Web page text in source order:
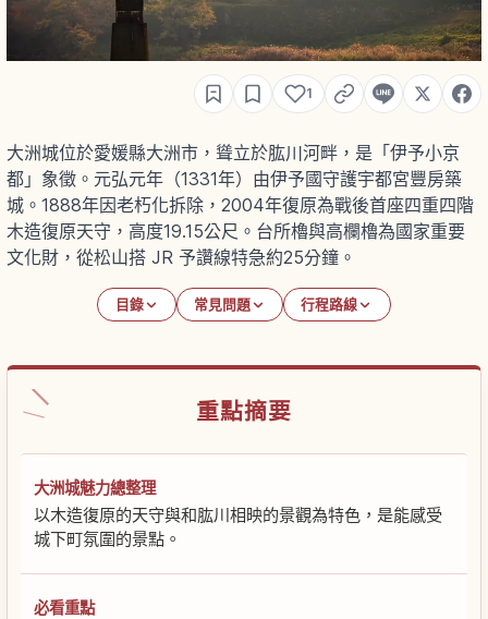
1
大洲城位於愛媛縣大洲市，聳立於肱川河畔，是「伊予小京
都」象徵。元弘元年（1331年）由伊予國守護宇都宮豐房築
城。1888年因老朽化拆除，2004年復原為戰後首座四重四階
木造復原天守，高度19.15公尺。台所櫓與高欄櫓為國家重要
文化財，從松山搭 JR 予讚線特急約25分鐘。
目錄 常見問題 行程路線
重點摘要
大洲城魅力總整理
以木造復原的天守與和肱川相映的景觀為特色，是能感受
城下町氛圍的景點。
必看重點